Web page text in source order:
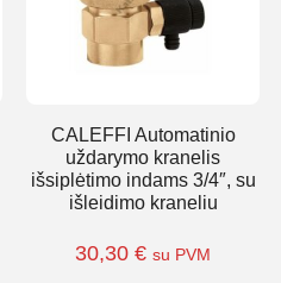
CALEFFI Automatinio
uždarymo kranelis
išsiplėtimo indams 3/4″, su
išleidimo kraneliu
30,30 € su PVM